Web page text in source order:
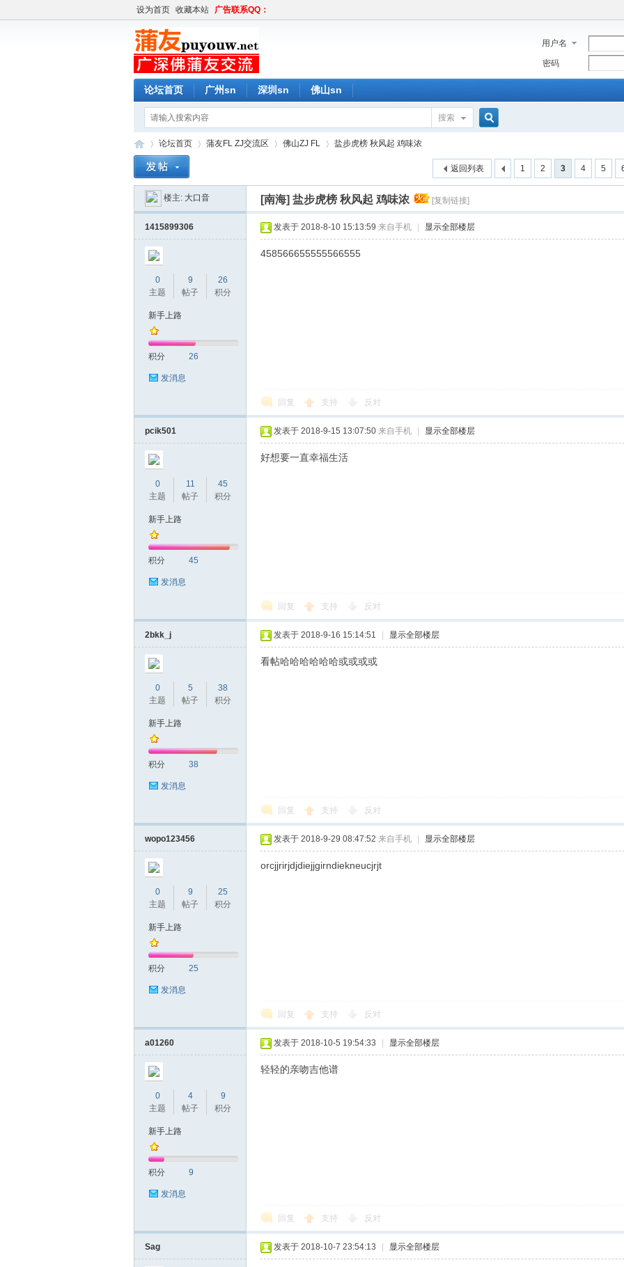
设为首页 收藏本站 广告联系QQ：
用户名
密码
论坛首页 广州sn 深圳sn 佛山sn
搜索
论
»
论坛首页
›
蒲友FL ZJ交流区
›
佛山ZJ FL
›
盐步虎榜 秋风起 鸡味浓
1 2 3 4 5
返回列表
楼主: 大口音 [南海] 盐步虎榜 秋风起 鸡味浓 [复制链接]
1415899306
0
主题
9
帖子
26
积分
新手上路
积分 26
发消息
发表于 2018-8-10 15:13:59 来自手机 显示全部楼层
458566655555566555
回复 支持 反对
pcik501
0
主题
11
帖子
45
积分
新手上路
积分 45
发消息
发表于 2018-9-15 13:07:50 来自手机 显示全部楼层
好想要一直幸福生活
回复 支持 反对
2bkk_j
0
主题
5
帖子
38
积分
新手上路
积分 38
发消息
发表于 2018-9-16 15:14:51 显示全部楼层
看帖哈哈哈哈哈哈或或或或
回复 支持 反对
wopo123456
0
主题
9
帖子
25
积分
新手上路
积分 25
发消息
发表于 2018-9-29 08:47:52 来自手机 显示全部楼层
orcjjrirjdjdiejjgirndiekneucjrjt
回复 支持 反对
a01260
0
主题
4
帖子
9
积分
新手上路
积分 9
发消息
发表于 2018-10-5 19:54:33 显示全部楼层
轻轻的亲吻吉他谱
回复 支持 反对
Sag 发表于 2018-10-7 23:54:13 显示全部楼层